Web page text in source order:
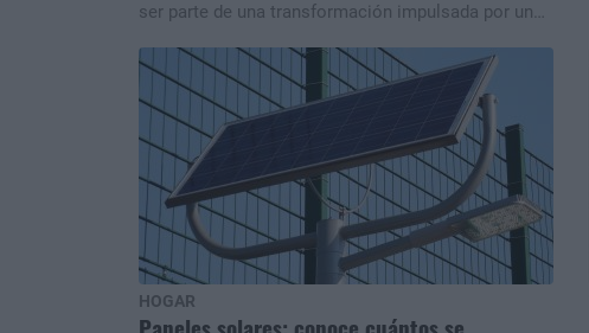
ser parte de una transformación impulsada por una
solamente con fines económicos.
HOGAR